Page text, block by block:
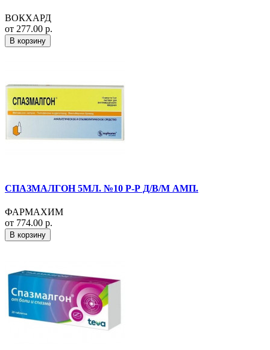
ВОКХАРД
от 277.00 р.
В корзину
СПАЗМАЛГОН 5МЛ. №10 Р-Р Д/В/М АМП.
ФАРМАХИМ
от 774.00 р.
В корзину